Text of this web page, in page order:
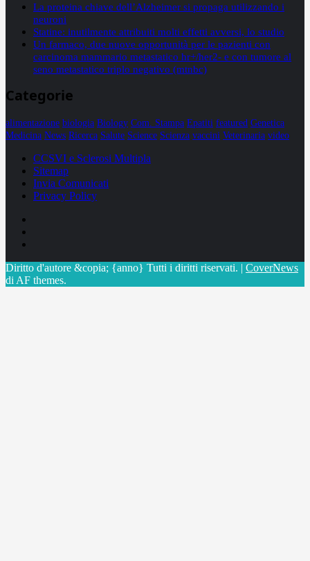
La proteina chiave dell’Alzheimer si propaga utilizzando i
neuroni
Statine: inutilmente attribuiti molti effetti avversi, lo studio
Un farmaco, due nuove opportunità per le pazienti con
carcinoma mammario metastatico hr+/her2- e con tumore al
seno metastatico triplo negativo (mtnbc)
Categorie
alimentazione biologia Biology Com. Stampa Epatiti featured Genetica
Medicina News Ricerca Salute Science Scienza vaccini Veterinaria video
CCSVI e Sclerosi Multipla
Sitemap
Invia Comunicati
Privacy Policy
Diritto d'autore &copia; {anno} Tutti i diritti riservati. | CoverNews
di AF themes.